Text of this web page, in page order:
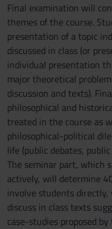
Final examination will
themes of the course.
presentation of a topic
discussed in class (or
individual presentation
major theoretical
discussion and texts).
philosophical and
treated in the course as
philosophical-political
life (public debates,
The seminar part, which
actively, will determine
involve students directly,
discuss in class texts
case-studies proposed by